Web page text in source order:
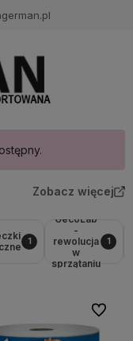
Zobacz więcej
1
GecoLab
-
rewolucja
w
sprzątaniu
1
Do